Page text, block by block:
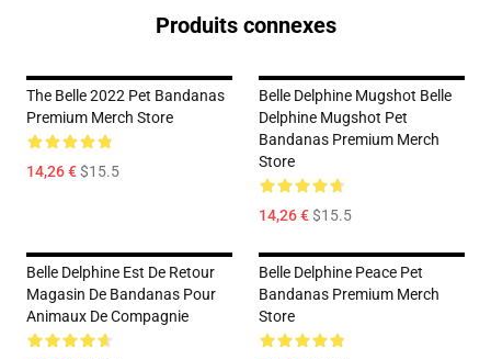
Produits connexes
The Belle 2022 Pet Bandanas
Premium Merch Store
14,26 €$15.5
Belle Delphine Mugshot Belle
Delphine Mugshot Pet
Bandanas Premium Merch
Store
14,26 €$15.5
Belle Delphine Est De Retour
Magasin De Bandanas Pour
Animaux De Compagnie
Belle Delphine Peace Pet
Bandanas Premium Merch
Store